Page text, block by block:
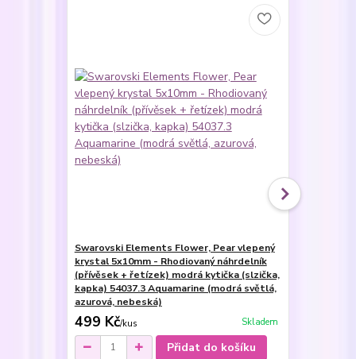
Swarovski Elements Flower, Pear vlepený
krystal 5x10mm - Rhodiovaný náhrdelník
(přívěsek + řetízek) modrá kytička (slzička,
kapka) 54037.3 Aquamarine (modrá světlá,
azurová, nebeská)
499 Kč/kus Skladem
Přidat do košíku